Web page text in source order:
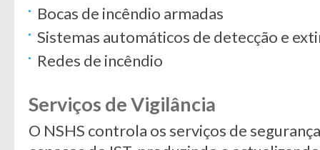
Bocas de incêndio armadas
Sistemas automáticos de detecção e
Redes de incêndio
Serviços de Vigilância
O NSHS controla os serviços de